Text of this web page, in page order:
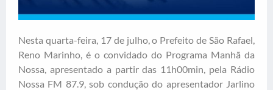
Nesta quarta-feira, 17 de julho, o Prefeito de São Rafael,
Reno Marinho, é o convidado do Programa Manhã da
Nossa, apresentado a partir das 11h00min, pela Rádio
Nossa FM 87.9, sob condução do apresentador Jarlino